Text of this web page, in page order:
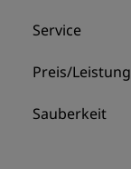
Service
Preis/Leistung
Sauberkeit